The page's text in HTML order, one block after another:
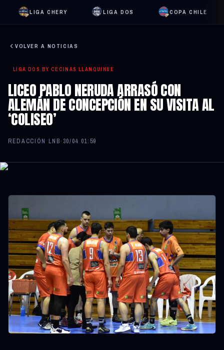
LIGA CHERY LIGA DOS COPA CHILE
VOLVER A NOTICIAS
LIGA DOS BY CECINAS LLANQUIHUE
LICEO PABLO NERUDA ARRASÓ CON
ALEMÁN DE CONCEPCIÓN EN SU VISITA AL
‘COLISEO’
REDACCIÓN LNB· 30/04 01:59